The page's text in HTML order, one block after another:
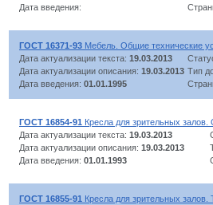
Дата введения:
ГОСТ 16371-93 Мебель. Общие технические
Дата актуализации текста: 19.03.2013
Дата актуализации описания: 19.03.2013 Тип
Дата введения: 01.01.1995
ГОСТ 16854-91 Кресла для зрительных
Дата актуализации текста: 19.03.2013
Дата актуализации описания: 19.03.2013
Дата введения: 01.01.1993
ГОСТ 16855-91 Кресла для зрительных